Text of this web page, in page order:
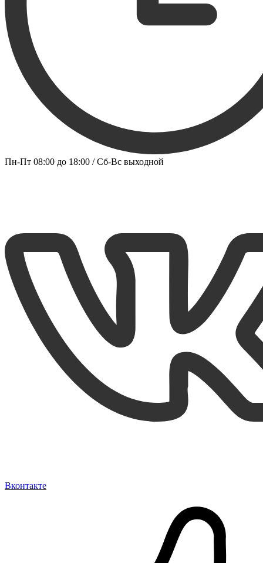
Пн-Пт 08:00 до 18:00 / Сб-Вс выходной
Вконтакте